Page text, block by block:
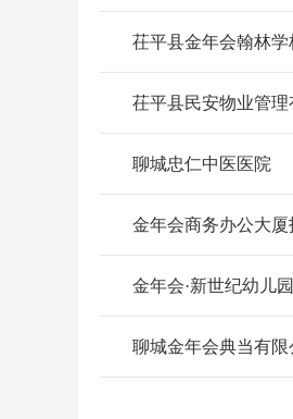
茌平县金年会翰林学
茌平县民安物业管理
聊城忠仁中医医院
金年会商务办公大厦
金年会·新世纪幼儿园
聊城金年会典当有限